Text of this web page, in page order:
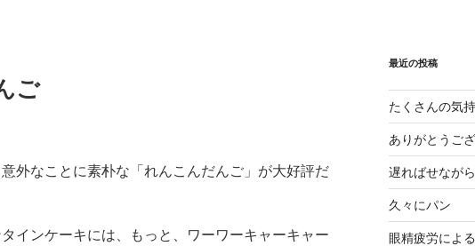
ご
外なことに素朴な「れんこんだんご」が大好評だ
インケーキには、もっと、ワーワーキャーキャー
最近の投稿
たくさんの気
ありがとうご
遅ればせながら
久々にパン
眼精疲労によ